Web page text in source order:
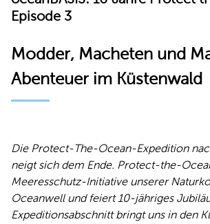
Episode 3
Modder, Macheten und
Abenteuer im Küstenwald
Die Protect-The-Ocean-Expedition
neigt sich dem Ende. Protect-the-
Meeresschutz-Initiative unserer
Oceanwell und feiert 10-jähriges
Expeditionsabschnitt bringt uns in den